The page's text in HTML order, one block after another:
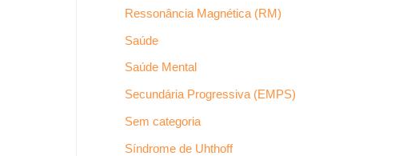
Ressonância Magnética (RM)
Saúde
Saúde Mental
Secundária Progressiva (EMPS)
Sem categoria
Síndrome de Uhthoff